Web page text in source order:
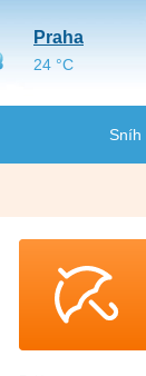
Sníh
Praha
24 °C